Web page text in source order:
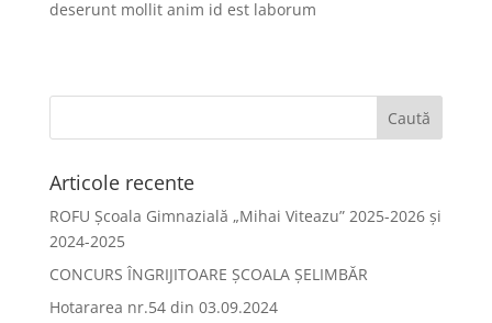
deserunt mollit anim id est laborum
Articole recente
ROFU Școala Gimnazială „Mihai Viteazu” 2025-2026 și
2024-2025
CONCURS ÎNGRIJITOARE ȘCOALA ȘELIMBĂR
Hotararea nr.54 din 03.09.2024